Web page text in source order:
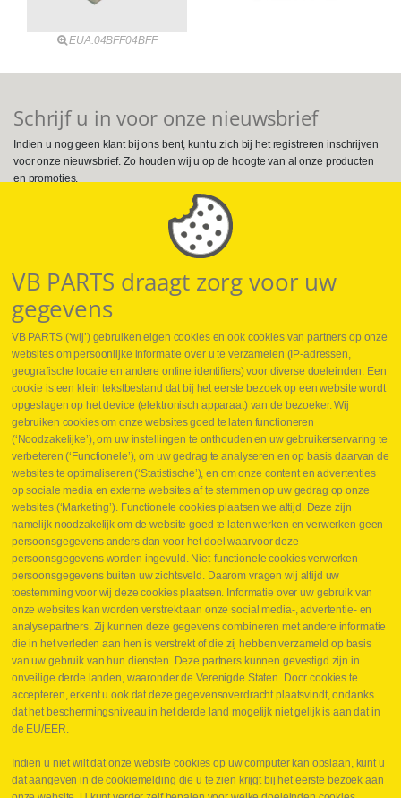
EUA.04BFF04BFF
Schrijf u in voor onze nieuwsbrief
Indien u nog geen klant bij ons bent, kunt u zich bij het registreren inschrijven
voor onze nieuwsbrief. Zo houden wij u op de hoogte van al onze producten
en promoties.
Volg ons op Social Media
Webshop
Nieuws
Jobs
Contact
Leveringen
Drukcontrole set
Persmaten
Herstellen cilinders
Hoe opmeten?
Hydrogroepen
Hydraulische slangen
Contact VB Parts
Abraham Hansstraat 7 ,B-8800 Roeselare
Tel. +32 (0)51 24 06 05
E-mail info@vbparts.be
⏳ Laatste maand Webtec-promotie!
⏳ Laatste kans voor onze promo
VB PARTS draagt zorg voor uw
gegevens
VB PARTS (‘wij’) gebruiken eigen cookies en ook cookies van partners op onze
websites om persoonlijke informatie over u te verzamelen (IP-adressen,
geografische locatie en andere online identifiers) voor diverse doeleinden. Een
cookie is een klein tekstbestand dat bij het eerste bezoek op een website wordt
opgeslagen op het device (elektronisch apparaat) van de bezoeker. Wij
gebruiken cookies om onze websites goed te laten functioneren
(‘Noodzakelijke’), om uw instellingen te onthouden en uw gebruikerservaring te
verbeteren (‘Functionele’), om uw gedrag te analyseren en op basis daarvan de
websites te optimaliseren (‘Statistische’), en om onze content en advertenties
op sociale media en externe websites af te stemmen op uw gedrag op onze
websites (‘Marketing’). Functionele cookies plaatsen we altijd. Deze zijn
namelijk noodzakelijk om de website goed te laten werken en verwerken geen
persoonsgegevens anders dan voor het doel waarvoor deze
persoonsgegevens worden ingevuld. Niet-functionele cookies verwerken
persoonsgegevens buiten uw zichtsveld. Daarom vragen wij altijd uw
toestemming voor wij deze cookies plaatsen. Informatie over uw gebruik van
onze websites kan worden verstrekt aan onze social media-, advertentie- en
analysepartners. Zij kunnen deze gegevens combineren met andere informatie
die in het verleden aan hen is verstrekt of die zij hebben verzameld op basis
van uw gebruik van hun diensten. Deze partners kunnen gevestigd zijn in
onveilige derde landen, waaronder de Verenigde Staten. Door cookies te
accepteren, erkent u ook dat deze gegevensoverdracht plaatsvindt, ondanks
dat het beschermingsniveau in het derde land mogelijk niet gelijk is aan dat in
de EU/EER.
Indien u niet wilt dat onze website cookies op uw computer kan opslaan, kunt u
dat aangeven in de cookiemelding die u te zien krijgt bij het eerste bezoek aan